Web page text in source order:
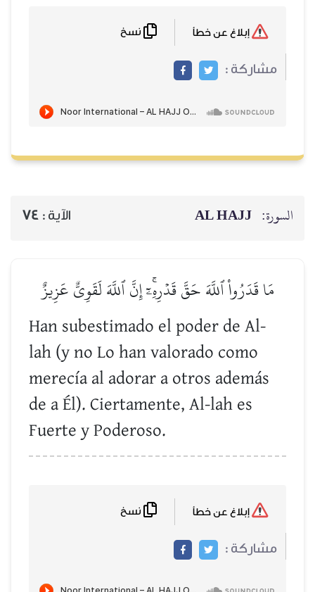
مشاركة :
السورة: AL HAJJ الآية : 74
مَا قَدَرُواْ ٱللَّهَ حَقَّ قَدۡرِهِۦٓۚ إِنَّ ٱللَّهَ لَقَوِيٌّ عَزِيزٌ
Han subestimado el poder de Al-
lah (y no Lo han valorado como
merecía al adorar a otros además
de a Él). Ciertamente, Al-lah es
Fuerte y Poderoso.
مشاركة :